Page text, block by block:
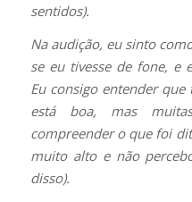
sentidos).
Na audição, eu sinto
se eu tivesse de fone, e
Eu consigo entender
está boa, mas
compreender o que foi
muito alto e não
disso).